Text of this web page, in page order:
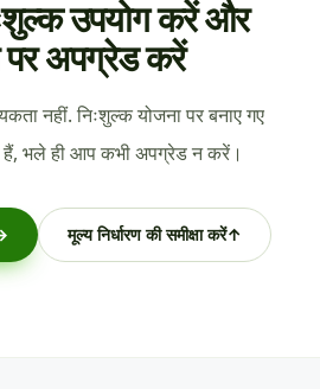
उपयोग करें और
पर अपग्रेड करें
नहीं. निःशुल्क योजना पर बनाए गए
भले ही आप कभी अपग्रेड न करें।
मूल्य निर्धारण की समीक्षा करें↑